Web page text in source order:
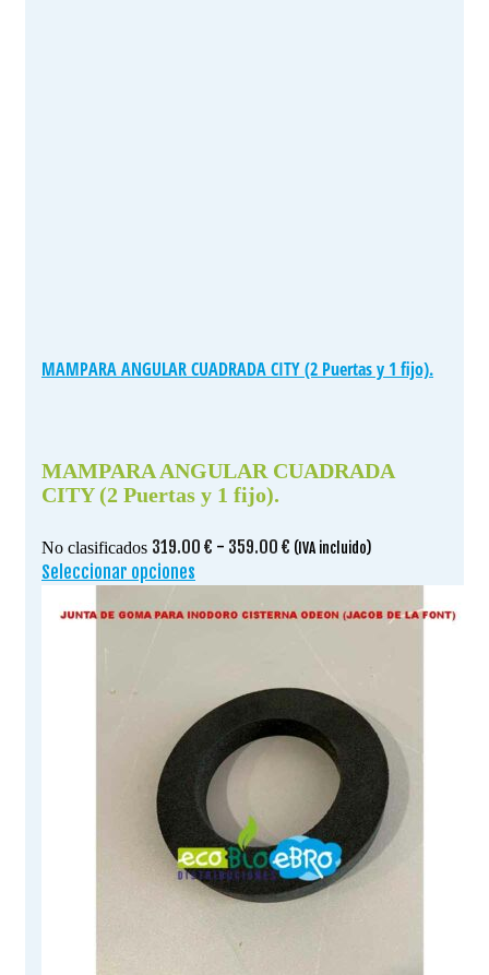
MAMPARA ANGULAR CUADRADA CITY (2 Puertas y 1 fijo).
MAMPARA ANGULAR CUADRADA
CITY (2 Puertas y 1 fijo).
No clasificados 319.00 € - 359.00 € Rango
desde
359.00 €
(IVA incluido)
Seleccionar opciones
tiene
opciones
pueden
elegir
en
página
de
producto